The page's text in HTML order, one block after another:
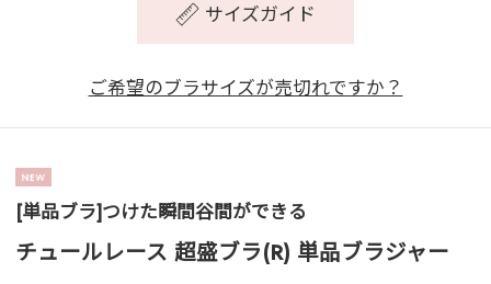
サイズガイド
ご希望のブラサイズが売切れですか？
[単品ブラ]つけた瞬間谷間ができる
チュールレース 超盛ブラ(R) 単品ブラジャー